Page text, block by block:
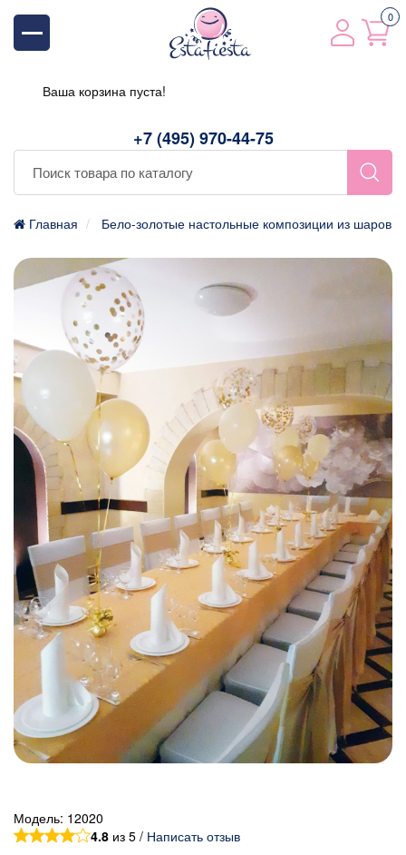
+7 (495) 970-44-75
0
Ваша корзина пуста!
Главная Бело-золотые настольные композиции из шаров
Модель: 12020
4.8 из 5 / Написать отзыв